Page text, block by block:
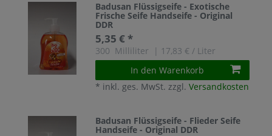
Badusan Flüssigseife - Exotische
Frische Seife Handseife - Original
DDR
5,35 € *
300 Milliliter
| 17,83 € / Liter
In den Warenkorb
* inkl. ges. MwSt. zzgl.Versandkosten
Badusan Flüssigseife - Flieder Seife
Handseife - Original DDR